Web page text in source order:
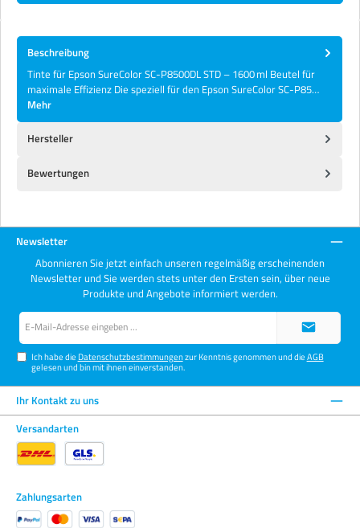
Beschreibung
Tinte für Epson SureColor SC-P8500DL STD – 1600 ml Beutel für
maximale Effizienz Die speziell für den Epson SureColor SC-P85…
Mehr
Hersteller
Bewertungen
Newsletter
Abonnieren Sie jetzt einfach unseren regelmäßig erscheinenden
Newsletter und Sie werden stets unter den Ersten sein, über neue
Produkte und Angebote informiert werden.
Ich habe die Datenschutzbestimmungenzur Kenntnis genommen und dieAGB
gelesen und bin mit ihnen einverstanden.
Ihr Kontakt zu uns
Versandarten
Zahlungsarten